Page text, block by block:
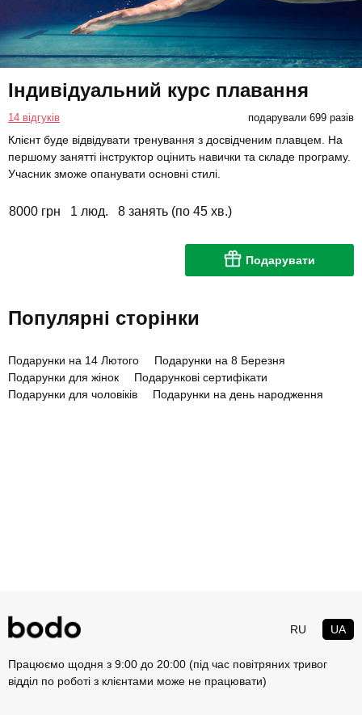
Індивідуальний курс плавання
14 відгуків подарували 699 разів
Клієнт буде відвідувати тренування з досвідченим плавцем. На
першому занятті інструктор оцінить навички та складе програму.
Учасник зможе опанувати основні стилі.
8000 грн 1 люд. 8 занять (по 45 хв.)
Подарувати
Популярні сторінки
Подарунки на 14 Лютого
Подарунки на 8 Березня
Подарунки для жінок
Подарункові сертифікати
Подарунки для чоловіків
Подарунки на день народження
RU UA
Працюємо щодня з 9:00 до 20:00 (під час повітряних тривог
відділ по роботі з клієнтами може не працювати)